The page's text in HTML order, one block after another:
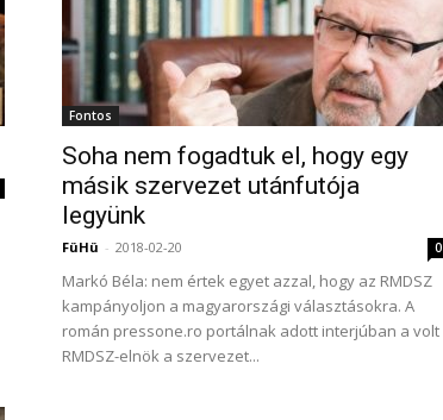
Fontos
Soha nem fogadtuk el, hogy egy
másik szervezet utánfutója
legyünk
FüHü - 2018-02-20 0
Markó Béla: nem értek egyet azzal, hogy az RMDSZ
kampányoljon a magyarországi választásokra. A
román pressone.ro portálnak adott interjúban a volt
RMDSZ-elnök a szervezet...